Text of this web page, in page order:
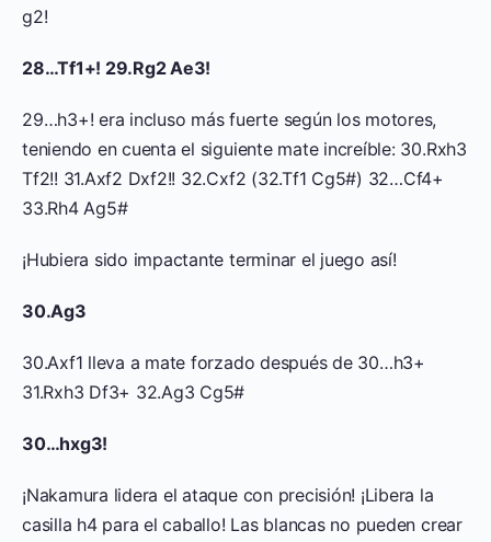
g2!
28…Tf1+! 29.Rg2 Ae3!
29…h3+! era incluso más fuerte según los motores,
teniendo en cuenta el siguiente mate increíble: 30.Rxh3
Tf2!! 31.Axf2 Dxf2!! 32.Cxf2 (32.Tf1 Cg5#) 32…Cf4+
33.Rh4 Ag5#
¡Hubiera sido impactante terminar el juego así!
30.Ag3
30.Axf1 lleva a mate forzado después de 30…h3+
31.Rxh3 Df3+ 32.Ag3 Cg5#
30…hxg3!
¡Nakamura lidera el ataque con precisión! ¡Libera la
casilla h4 para el caballo! Las blancas no pueden crear